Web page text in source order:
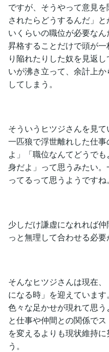
ですが、そうやって意見
されたらどうするんだ」
いくらいの職位が必要なん
昇格することだけで頭が
り陥れたりした奴を見返
いが沸き立って、余計上
してしまう。
そういうヒツジさんを見
一匹狼で浮世離れした仕
よ」「職位なんてどうで
身だよ」って思うみたい
ってるって思うようですね。
少しだけ謙虚になれれば
っと無理して合わせる必要
そんなヒツジさんは現在
になる時」を迎えていま
色々な足かせが現れて思
と仕事や仲間との関係で
を変えるよりも現状維持
う。